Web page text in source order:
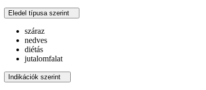
Eledel típusa szerint
száraz
nedves
diétás
jutalomfalat
Indikációk szerint